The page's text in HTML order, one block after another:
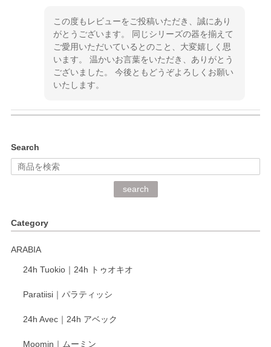
この度もレビューをご投稿いただき、誠にあり
がとうございます。 同じシリーズの器を揃えて
ご愛用いただいているとのこと、大変嬉しく思
います。 温かいお言葉をいただき、ありがとう
ございました。 今後ともどうぞよろしくお願い
いたします。
深さや大きさがとてもちょうど良く、手に馴染み、洗いやす
く、他の柄も何枚かこちらで買い、毎食時に使用していま
く交換して下さいました。
がとうございます。 同じシリーズの器を揃えて
います。 温かいお言葉をいただき、ありがとう
いたします。
Search
search
Category
ARABIA
24h Tuokio｜24h トゥオキオ
Paratiisi｜パラティッシ
24h Avec｜24h アベック
Moomin｜ムーミン